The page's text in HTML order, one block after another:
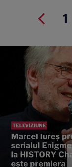
1